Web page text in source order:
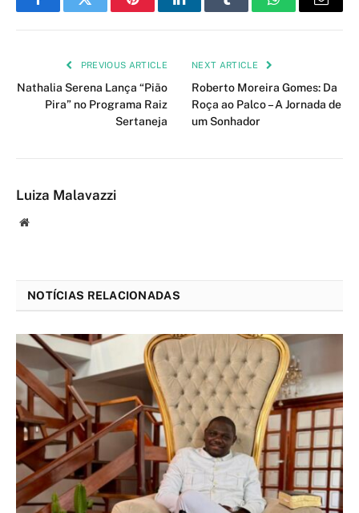
FacebookTwitter PinterestLinkedInTumblr WhatsAppEmail
PREVIOUS ARTICLE
Nathalia Serena Lança “Pião
Pira” no Programa Raiz
Sertaneja
NEXT ARTICLE
Roberto Moreira Gomes: Da
Roça ao Palco – A Jornada de
um Sonhador
Luiza Malavazzi
Website
NOTÍCIAS RELACIONADAS